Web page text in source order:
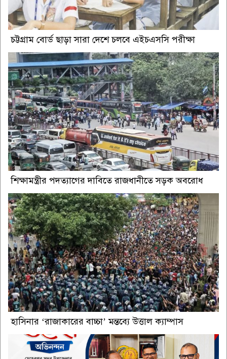
চট্টগ্রাম বোর্ড ছাড়া সারা দেশে চলবে এইচএসসি পরীক্ষা
শিক্ষামন্ত্রীর পদত্যাগের দাবিতে রাজধানীতে সড়ক অবরোধ
হাসিনার ‘রাজাকারের বাচ্চা’ মন্তব্যে উত্তাল ক্যাম্পাস